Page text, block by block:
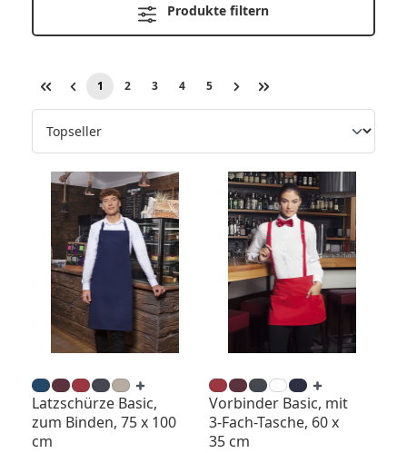
Produkte filtern
Seite
1 Seite
2 Seite
3 Seite
4 Seite
5
Latzschürze Basic,
zum Binden, 75 x 100
cm
Vorbinder Basic, mit
3-Fach-Tasche, 60 x
35 cm